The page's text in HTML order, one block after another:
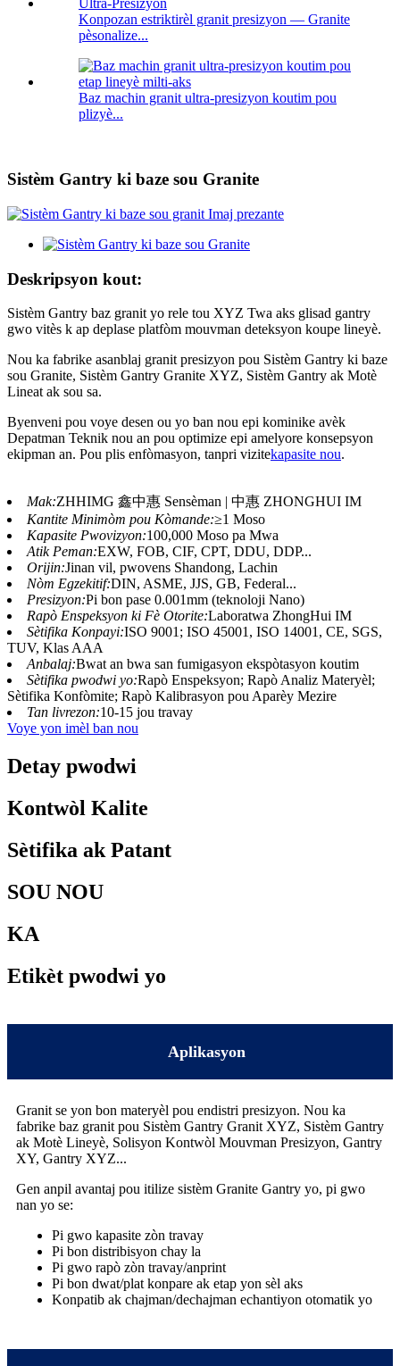
Konpozan estriktirèl granit presizyon — Granite
pèsonalize...
Baz machin granit ultra-presizyon koutim pou
plizyè...
Sistèm Gantry ki baze sou Granite
Deskripsyon kout:
Sistèm Gantry baz granit yo rele tou XYZ Twa aks glisad gantry
gwo vitès k ap deplase platfòm mouvman deteksyon koupe lineyè.
Nou ka fabrike asanblaj granit presizyon pou Sistèm Gantry ki baze
sou Granite, Sistèm Gantry Granite XYZ, Sistèm Gantry ak Motè
Lineat ak sou sa.
Byenveni pou voye desen ou yo ban nou epi kominike avèk
Depatman Teknik nou an pou optimize epi amelyore konsepsyon
ekipman an. Pou plis enfòmasyon, tanpri vizitekapasite nou.
Mak:ZHHIMG 鑫中惠 Sensèman | 中惠 ZHONGHUI IM
Kantite Minimòm pou Kòmande:≥1 Moso
Kapasite Pwovizyon:100,000 Moso pa Mwa
Atik Peman:EXW, FOB, CIF, CPT, DDU, DDP...
Orijin:Jinan vil, pwovens Shandong, Lachin
Nòm Egzekitif:DIN, ASME, JJS, GB, Federal...
Presizyon:Pi bon pase 0.001mm (teknoloji Nano)
Rapò Enspeksyon ki Fè Otorite:Laboratwa ZhongHui IM
Sètifika Konpayi:ISO 9001; ISO 45001, ISO 14001, CE, SGS,
TUV, Klas AAA
Anbalaj:Bwat an bwa san fumigasyon ekspòtasyon koutim
Sètifika pwodwi yo:Rapò Enspeksyon; Rapò Analiz Materyèl;
Sètifika Konfòmite; Rapò Kalibrasyon pou Aparèy Mezire
Tan livrezon:10-15 jou travay
Voye yon imèl ban nou
Detay pwodwi
Kontwòl Kalite
Sètifika ak Patant
SOU NOU
KA
Etikèt pwodwi yo
Aplikasyon
Granit se yon bon materyèl pou endistri presizyon. Nou ka
fabrike baz granit pou Sistèm Gantry Granit XYZ, Sistèm Gantry
ak Motè Lineyè, Solisyon Kontwòl Mouvman Presizyon, Gantry
XY, Gantry XYZ...
Gen anpil avantaj pou itilize sistèm Granite Gantry yo, pi gwo
nan yo se:
Pi gwo kapasite zòn travay
Pi bon distribisyon chay la
Pi gwo rapò zòn travay/anprint
Pi bon dwat/plat konpare ak etap yon sèl aks
Konpatib ak chajman/dechajman echantiyon otomatik yo